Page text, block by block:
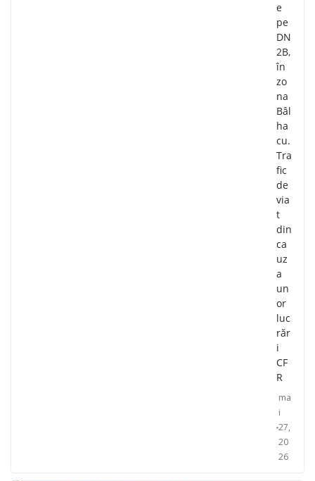
e
pe
DN
2B,
în
zo
na
Bâl
ha
cu.
Tra
fic
de
via
t
din
ca
uz
a
un
or
luc
răr
i
CF
R
ma
i
27,
20
26